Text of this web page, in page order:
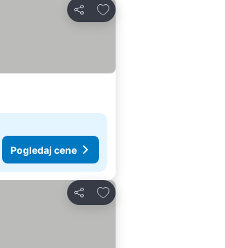
Deli
Dodati u favorite
Pogledaj cene
Deli
Dodati u favorite